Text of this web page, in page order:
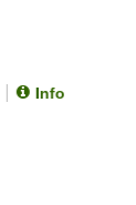
Info